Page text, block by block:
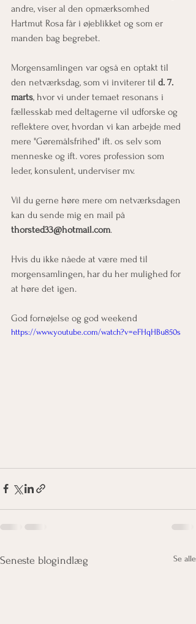
andre, viser al den opmærksomhed
Hartmut Rosa får i øjeblikket og som er
manden bag begrebet.
Morgensamlingen var også en optakt til
den netværksdag, som vi inviterer til d. 7.
marts, hvor vi under temaet resonans i
fællesskab med deltagerne vil udforske og
reflektere over, hvordan vi kan arbejde med
mere "Gøremålsfrihed" ift. os selv som
menneske og ift. vores profession som
leder, konsulent, underviser mv.
Vil du gerne høre mere om netværksdagen
kan du sende mig en mail på
thorsted33@hotmail.com.
Hvis du ikke nåede at være med til
morgensamlingen, har du her mulighed for
at høre det igen.
God fornøjelse og god weekend
https://www.youtube.com/watch?v=eFHqHBu850s
Seneste blogindlæg Se alle